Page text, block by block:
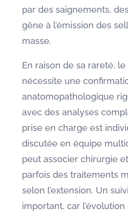
par des saignements,
gêne à l’émission des
masse.
En raison de sa rareté,
nécessite une
anatomopathologique
avec des analyses
prise en charge est
discutée en équipe
peut associer chirurgie
parfois des traitements
selon l’extension. Un
important, car